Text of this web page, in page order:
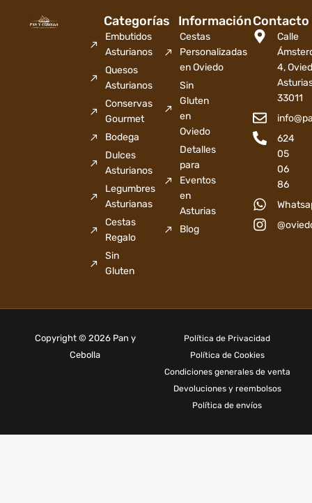
Categorías
Embutidos
Asturianos
Quesos
Asturianos
Conservas
Gourmet
Bodega
Dulces
Asturianos
Legumbres
Asturianas
Cestas
Regalo
Sin
Gluten
Información
Cestas
Personalizadas
en Oviedo
Sin
Gluten
en
Oviedo
Detalles
para
Eventos
en
Asturias
Blog
Contacto
Calle
4,
33011
624
05
06
86
Copyright © 2026 Pan y
Cebolla
Política de Privacidad
Política de Cookies
Condiciones generales de venta
Devoluciones y reembolsos
Política de envíos